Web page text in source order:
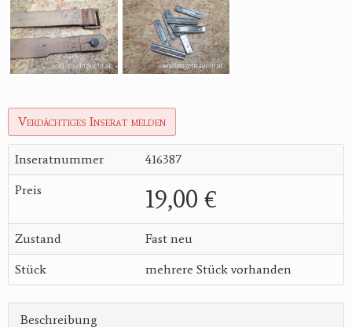
Verdächtiges Inserat melden
Inseratnummer 416387
Preis 19,00 €
Zustand Fast neu
Stück mehrere Stück vorhanden
Beschreibung